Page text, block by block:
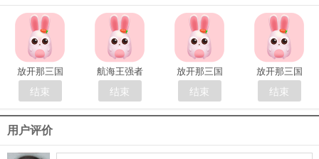
放开那三国
结束
航海王强者
结束
放开那三国
结束
放开那三国
结束
用户评价